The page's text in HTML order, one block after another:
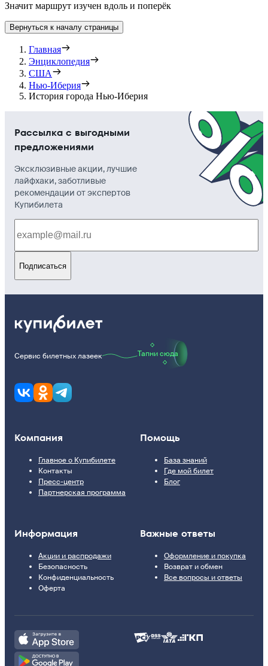
Значит маршрут изучен вдоль и поперёк
Вернуться к началу страницы
Главная
Энциклопедия
США
Нью-Иберия
История города Нью-Иберия
Рассылка с выгодными
предложениями
Эксклюзивные акции, лучшие
лайфхаки, заботливые
рекомендации от экспертов
Купибилета
Подписаться
Сервис билетных лазеек Тапни сюда
Компания
Главное о Купибилете
Контакты
Пресс-центр
Партнерская программа
Помощь
База знаний
Где мой билет
Блог
Информация
Акции и распродажи
Безопасность
Конфиденциальность
Оферта
Важные ответы
Оформление и покупка
Возврат и обмен
Все вопросы и ответы